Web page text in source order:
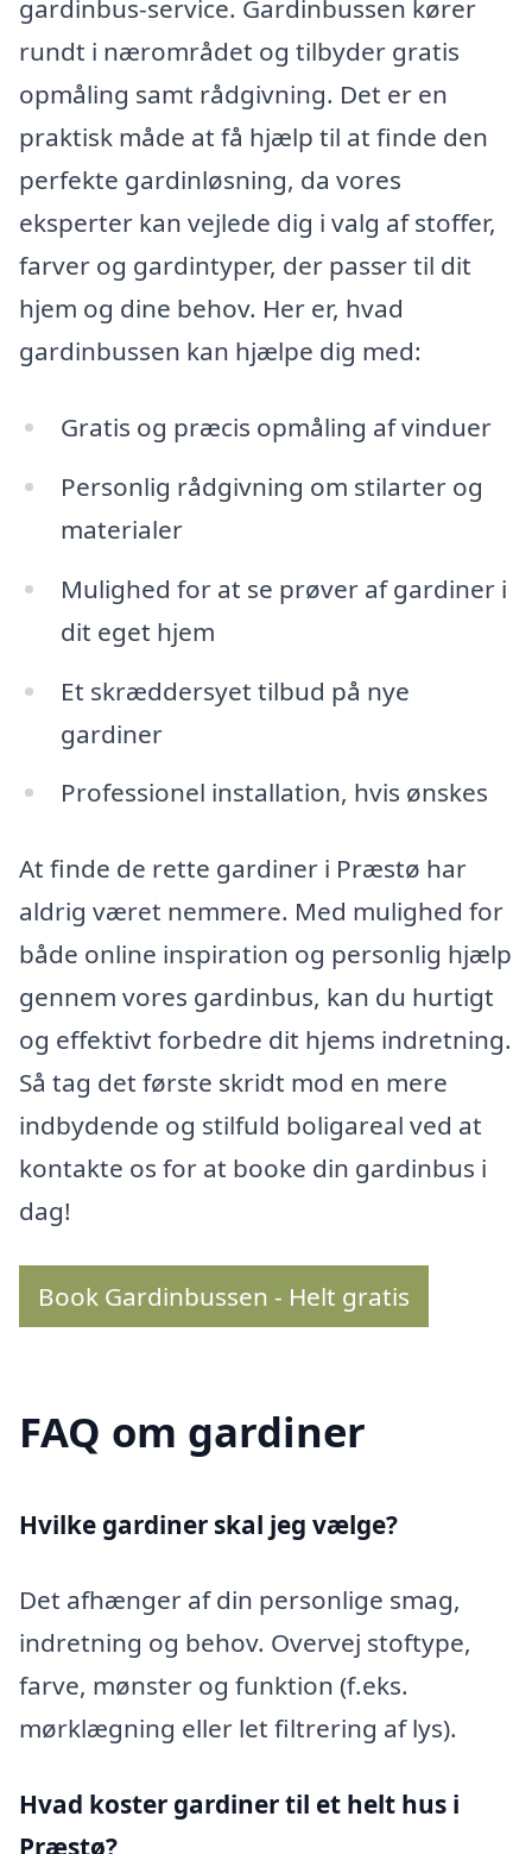
gardinbus-service. Gardinbussen kører
rundt i nærområdet og tilbyder gratis
opmåling samt rådgivning. Det er en
praktisk måde at få hjælp til at finde den
perfekte gardinløsning, da vores
eksperter kan vejlede dig i valg af stoffer,
farver og gardintyper, der passer til dit
hjem og dine behov. Her er, hvad
gardinbussen kan hjælpe dig med:
Gratis og præcis opmåling af vinduer
Personlig rådgivning om stilarter og
materialer
Mulighed for at se prøver af gardiner i
dit eget hjem
Et skræddersyet tilbud på nye
gardiner
Professionel installation, hvis ønskes
At finde de rette gardiner i Præstø har
aldrig været nemmere. Med mulighed for
både online inspiration og personlig hjælp
gennem vores gardinbus, kan du hurtigt
og effektivt forbedre dit hjems indretning.
Så tag det første skridt mod en mere
indbydende og stilfuld boligareal ved at
kontakte os for at booke din gardinbus i
dag!
Book Gardinbussen - Helt gratis
FAQ om gardiner
Hvilke gardiner skal jeg vælge?
Det afhænger af din personlige smag,
indretning og behov. Overvej stoftype,
farve, mønster og funktion (f.eks.
mørklægning eller let filtrering af lys).
Hvad koster gardiner til et helt hus i
Præstø?